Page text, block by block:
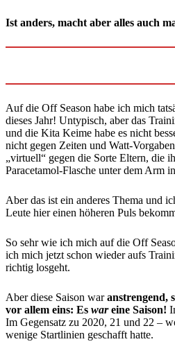
Ist anders, macht aber alles auch
Auf die Off Season habe ich mich
dieses Jahr! Untypisch, aber das
und die Kita Keime habe es nicht
nicht gegen Zeiten und Watt-
„virtuell“ gegen die Sorte Eltern, die
Paracetamol-Flasche unter dem Arm
Aber das ist ein anderes Thema und
Leute hier einen höheren Puls
So sehr wie ich mich auf die Off
ich mich jetzt schon wieder aufs
richtig losgeht.
Aber diese Saison waranstrengend,
vor allem eins: Es wareine Saison!
Im Gegensatz zu 2020, 21 und 22 –
wenige Startlinien geschafft hatte.